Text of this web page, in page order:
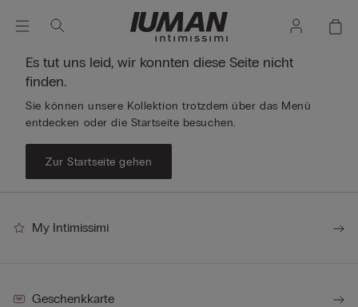
Es tut uns leid, wir konnten diese Seite nicht
finden.
Sie können unsere Kollektion trotzdem über das Menü
entdecken oder die Startseite besuchen.
Zur Startseite gehen
My Intimissimi
Geschenkkarte